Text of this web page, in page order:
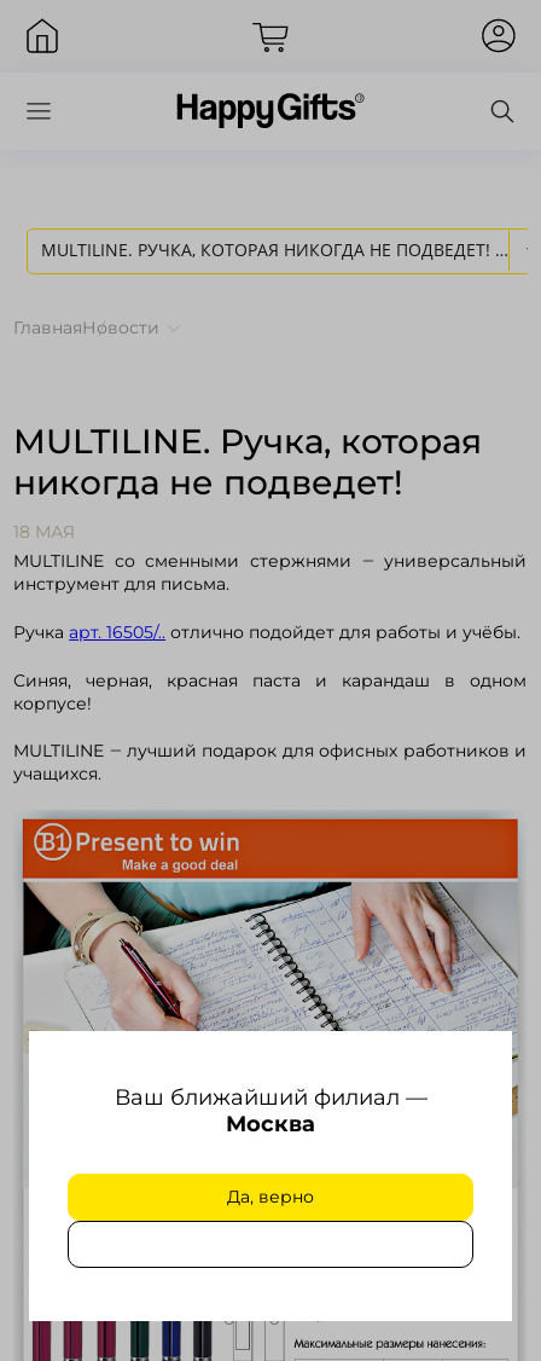
Ваш ближайший филиал —
Москва
Да, верно
MULTILINE. РУЧКА, КОТОРАЯ НИКОГДА НЕ ПОДВЕДЕТ! -
ГлавнаяНовости
MULTILINE. Ручка, которая
никогда не подведет!
18 МАЯ
MULTILINE со сменными стержнями ‒ универсальный
инструмент для письма.
Ручкаарт. 16505/.. отлично подойдет для работы и учёбы.
Синяя, черная, красная паста и карандаш в одном
корпусе!
MULTILINE ‒ лучший подарок для офисных работников и
учащихся.
Вход
Запомнить меня
Зарегистрироваться